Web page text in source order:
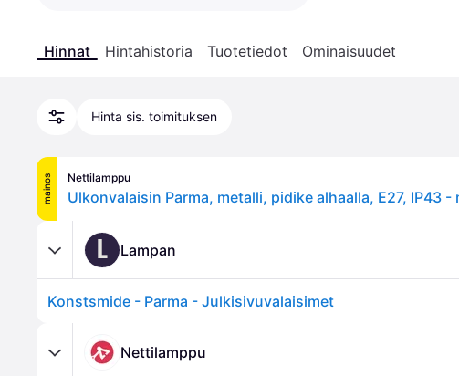
Hinnat Hintahistoria Tuotetiedot Ominaisuudet
Hinta sis. toimituksen
mainos Nettilamppu
L Lampan
Konstsmide - Parma - Julkisivuvalaisimet
Nettilamppu